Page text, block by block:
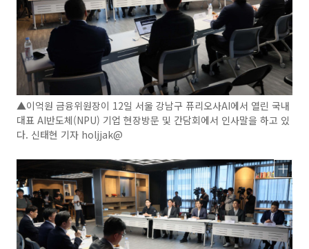
▲이억원 금융위원장이 12일 서울 강남구 퓨리오사AI에서 열린 국내
대표 AI반도체(NPU) 기업 현장방문 및 간담회에서 인사말을 하고 있
다. 신태현 기자 holjjak@